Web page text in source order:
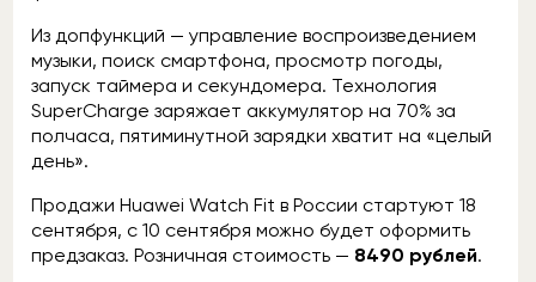
Из допфункций — управление воспроизведением
музыки, поиск смартфона, просмотр погоды,
запуск таймера и секундомера. Технология
SuperCharge заряжает аккумулятор на 70% за
полчаса, пятиминутной зарядки хватит на «целый
день».
Продажи Huawei Watch Fit в России стартуют 18
сентября, с 10 сентября можно будет оформить
предзаказ. Розничная стоимость — 8490 рублей.